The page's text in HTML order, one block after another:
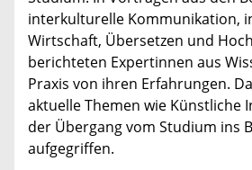
interkulturelle Kommunikation,
Wirtschaft, Übersetzen und
berichteten Expertinnen aus
Praxis von ihren Erfahrungen.
aktuelle Themen wie Künstliche
der Übergang vom Studium ins
aufgegriffen.